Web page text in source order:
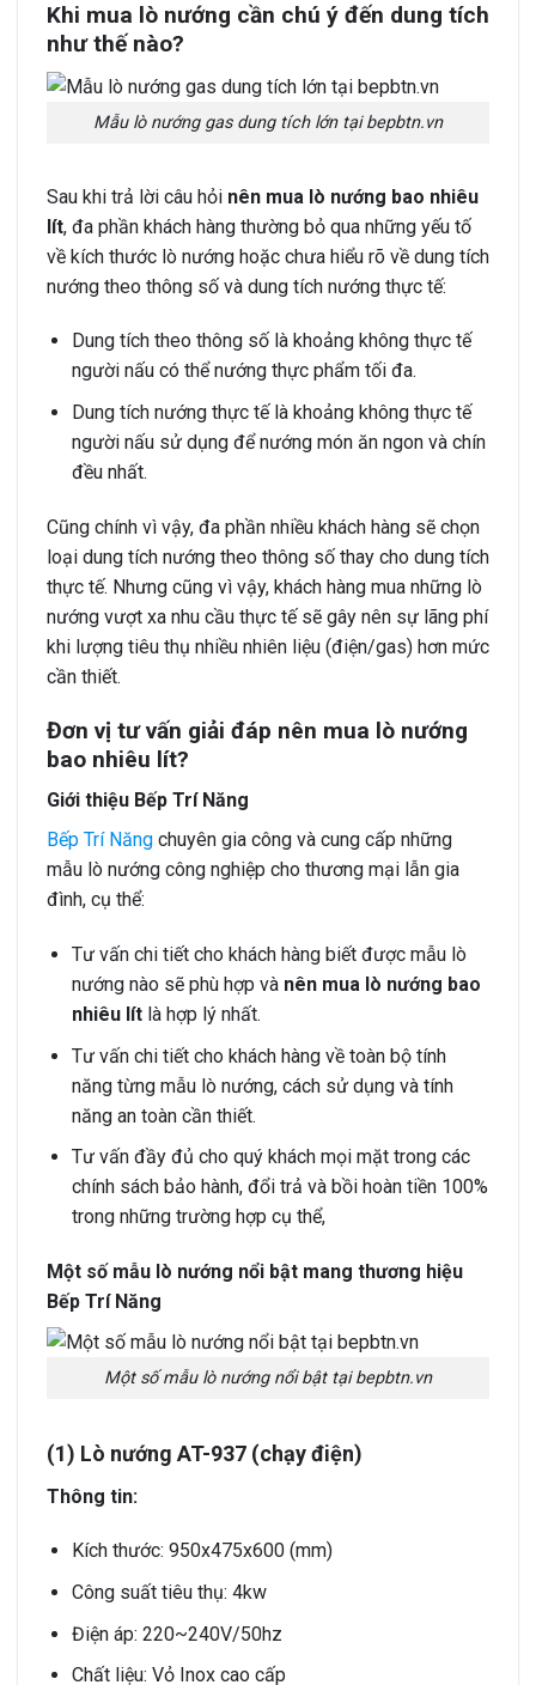
Khi mua lò nướng cần chú ý đến dung tích
như thế nào?
Mẫu lò nướng gas dung tích lớn tại bepbtn.vn
Sau khi trả lời câu hỏi nên mua lò nướng bao nhiêu
lít, đa phần khách hàng thường bỏ qua những yếu tố
về kích thước lò nướng hoặc chưa hiểu rõ về dung tích
nướng theo thông số và dung tích nướng thực tế:
Dung tích theo thông số là khoảng không thực tế
người nấu có thể nướng thực phẩm tối đa.
Dung tích nướng thực tế là khoảng không thực tế
người nấu sử dụng để nướng món ăn ngon và chín
đều nhất.
Cũng chính vì vậy, đa phần nhiều khách hàng sẽ chọn
loại dung tích nướng theo thông số thay cho dung tích
thực tế. Nhưng cũng vì vậy, khách hàng mua những lò
nướng vượt xa nhu cầu thực tế sẽ gây nên sự lãng phí
khi lượng tiêu thụ nhiều nhiên liệu (điện/gas) hơn mức
cần thiết.
Đơn vị tư vấn giải đáp nên mua lò nướng
bao nhiêu lít?
Giới thiệu Bếp Trí Năng
Bếp Trí Năng chuyên gia công và cung cấp những
mẫu lò nướng công nghiệp cho thương mại lẫn gia
đình, cụ thể:
Tư vấn chi tiết cho khách hàng biết được mẫu lò
nướng nào sẽ phù hợp và nên mua lò nướng bao
nhiêu lítlà hợp lý nhất.
Tư vấn chi tiết cho khách hàng về toàn bộ tính
năng từng mẫu lò nướng, cách sử dụng và tính
năng an toàn cần thiết.
Tư vấn đầy đủ cho quý khách mọi mặt trong các
chính sách bảo hành, đổi trả và bồi hoàn tiền 100%
trong những trường hợp cụ thể,
Một số mẫu lò nướng nổi bật mang thương hiệu
Bếp Trí Năng
Một số mẫu lò nướng nổi bật tại bepbtn.vn
(1) Lò nướng AT-937 (chạy điện)
Thông tin:
Kích thước: 950x475x600 (mm)
Công suất tiêu thụ: 4kw
Điện áp: 220~240V/50hz
Chất liệu: Vỏ Inox cao cấp